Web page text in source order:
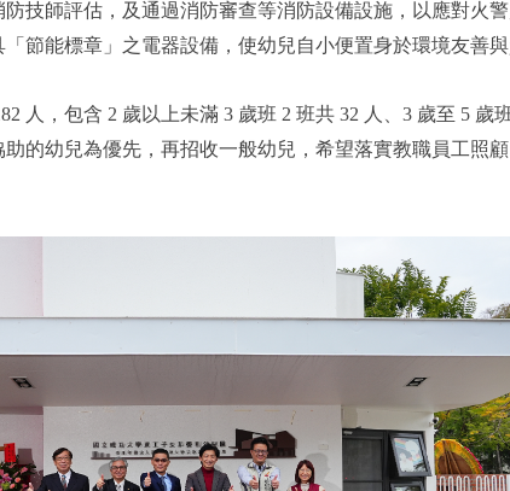
技師評估，及通過消防審查等消防設備設施，以應對火
節能標章」之電器設備，使幼兒自小便置身於環境友善
人，包含 2 歲以上未滿 3 歲班 2 班共 32 人、3 歲至 5
的幼兒為優先，再招收一般幼兒，希望落實教職員工照